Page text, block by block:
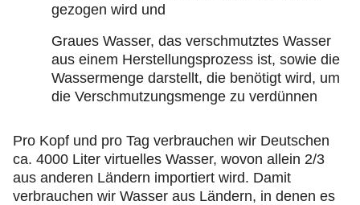
gezogen wird und
Graues Wasser, das verschmutztes Wasser
aus einem Herstellungsprozess ist, sowie die
Wassermenge darstellt, die benötigt wird, um
die Verschmutzungsmenge zu verdünnen
Pro Kopf und pro Tag verbrauchen wir Deutschen
ca. 4000 Liter virtuelles Wasser, wovon allein 2/3
aus anderen Ländern importiert wird. Damit
verbrauchen wir Wasser aus Ländern, in denen es